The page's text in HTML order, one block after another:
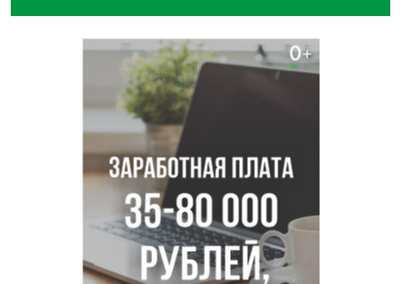
Парашютную вышку за 16 миллионов закупил детский
лагерь под Новосибирском
Заборы на площади Маркса сносят для новой зоны
отдыха в Новосибирске
Глава сельсовета Игорь Конах утонул у острова в
Новосибирском водохранилище